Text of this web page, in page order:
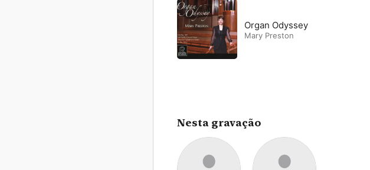
Organ Odyssey
Mary Preston
Nesta gravação